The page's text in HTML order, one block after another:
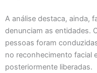
A análise destaca, ainda,
denunciam as entidades.
pessoas foram
no reconhecimento facial
posteriormente liberadas.